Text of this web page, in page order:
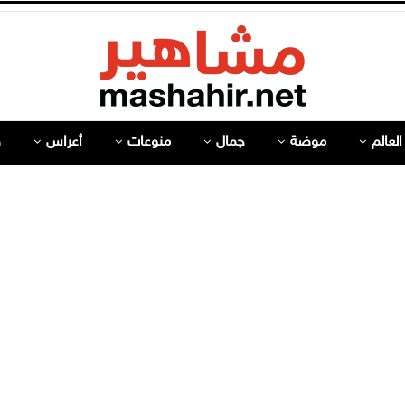
موضة جمال منوعات أعراس